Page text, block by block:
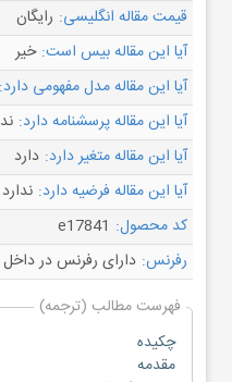
قیمت مقاله انگلیسی: رایگان
آیا این مقاله بیس است: خیر
آیا این مقاله مدل مفهومی دارد:
آیا این مقاله پرسشنامه دارد:
آیا این مقاله متغیر دارد: دارد
آیا این مقاله فرضیه دارد: ندارد
کد محصول: e17841
رفرنس: دارای رفرنس در داخل
فهرست مطالب (ترجمه)
چکیده
مقدمه